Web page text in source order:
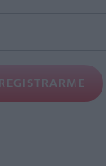
REGISTRARME